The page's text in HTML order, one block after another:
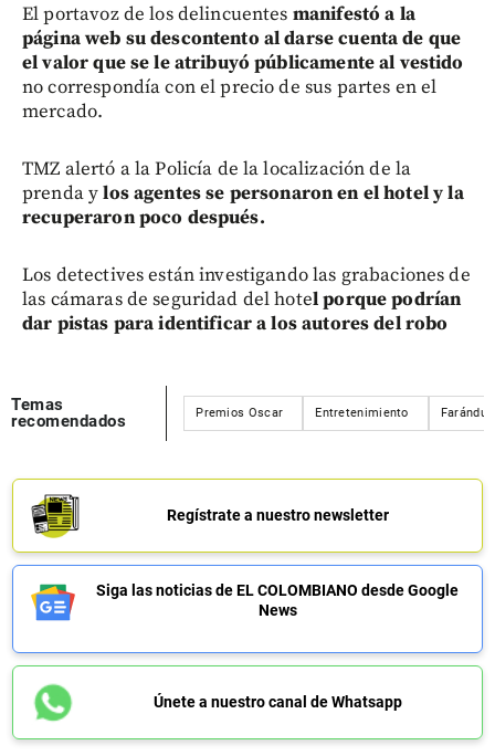
El portavoz de los delincuentes manifestó a la
página web su descontento al darse cuenta de que
el valor que se le atribuyó públicamente al vestido
no correspondía con el precio de sus partes en el
mercado.
TMZ alertó a la Policía de la localización de la
prenda ylos agentes se personaron en el hotel y la
recuperaron poco después.
Los detectives están investigando las grabaciones de
las cámaras de seguridad del hotel porque podrían
dar pistas para identificar a los autores del robo
Temas
recomendados
Premios Oscar Entretenimiento
Regístrate a nuestro newsletter
Siga las noticias de EL COLOMBIANO desde Google
News
Únete a nuestro canal de Whatsapp